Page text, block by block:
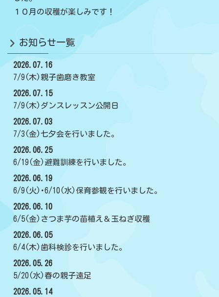
１０月の収穫が楽しみです！
お知らせ一覧
2026.07.16
7/9(木)親子歯磨き教室
2026.07.15
7/9(木)ダンスレッスン公開日
2026.07.03
7/3(金)七夕会を行いました。
2026.06.25
6/19(金)避難訓練を行いました。
2026.06.19
6/9(火)･6/10(水)保育参観を行いました。
2026.06.10
6/5(金)さつま芋の苗植え＆玉ねぎ収穫
2026.06.05
6/4(木)歯科検診を行いました。
2026.05.26
5/20(水)春の親子遠足
2026.05.14